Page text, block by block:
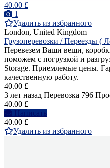
40.00 £
1
Удалить из избранного
London, United Kingdom
Грузоперевозки / Переезды (
Перевезем Ваши вещи,
поможем с погрузкой и
Storage. Приемлемые цены.
качественную работу.
40.00 £
3 лет назад Перевозка 796
40.00 £
Написать
40.00 £
Удалить из избранного